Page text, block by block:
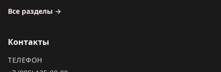
Все разделы →
Контакты
ТЕЛЕФОН